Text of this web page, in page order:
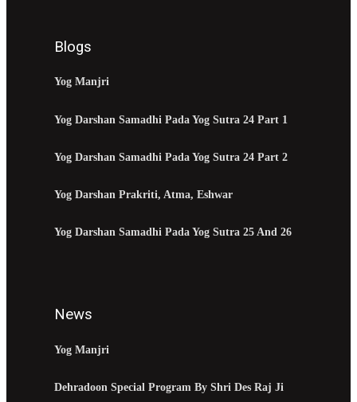
Blogs
Yog Manjri
Yog Darshan Samadhi Pada Yog Sutra 24 Part 1
Yog Darshan Samadhi Pada Yog Sutra 24 Part 2
Yog Darshan Prakriti, Atma, Eshwar
Yog Darshan Samadhi Pada Yog Sutra 25 And 26
News
Yog Manjri
Dehradoon Special Program By Shri Des Raj Ji